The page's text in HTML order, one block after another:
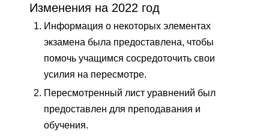
Изменения на 2022 год
Информация о некоторых элементах
экзамена была предоставлена, чтобы
помочь учащимся сосредоточить свои
усилия на пересмотре.
Пересмотренный лист уравнений был
предоставлен для преподавания и
обучения.